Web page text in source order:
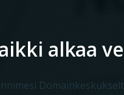
alkaa